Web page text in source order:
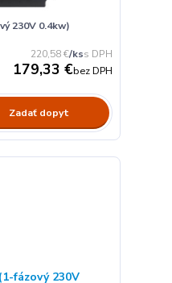
230V 0.4kw)
220,58 €/ks
179,33 €bez DPH
Zadať dopyt